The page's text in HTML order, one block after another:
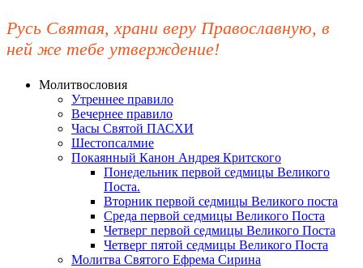
Русь Святая, храни веру Православную, в
ней же тебе утверждение!
Молитвословия
Утреннее правило
Вечернее правило
Часы Святой ПАСХИ
Шестопсалмие
Покаянный Канон Андрея Критского
Понедельник первой седмицы Великого
Поста.
Вторник первой седмицы Великого поста
Среда первой седмицы Великого Поста
Четверг первой седмицы Великого Поста
Четверг пятой седмицы Великого Поста
Молитва Святого Ефрема Сирина